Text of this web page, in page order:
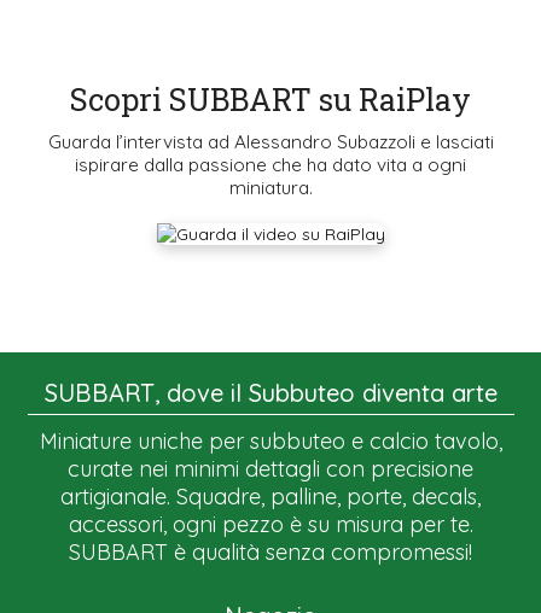
Scopri SUBBART su RaiPlay
Guarda l’intervista ad Alessandro Subazzoli e lasciati
ispirare dalla passione che ha dato vita a ogni
miniatura.
SUBBART, dove il Subbuteo diventa arte
Miniature uniche per subbuteo e calcio tavolo,
curate nei minimi dettagli con precisione
artigianale. Squadre, palline, porte, decals,
accessori, ogni pezzo è su misura per te.
SUBBART è qualità senza compromessi!